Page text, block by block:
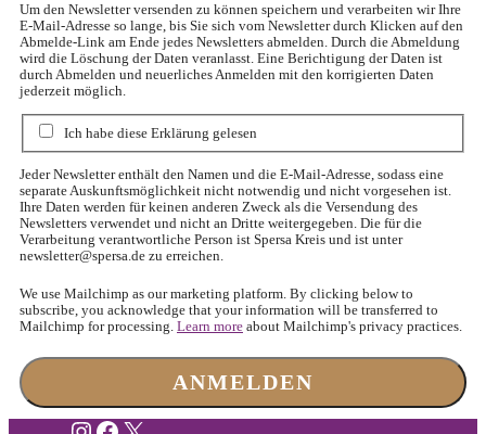
Um den Newsletter versenden zu können speichern und verarbeiten wir Ihre
E-Mail-Adresse so lange, bis Sie sich vom Newsletter durch Klicken auf den
Abmelde-Link am Ende jedes Newsletters abmelden. Durch die Abmeldung
wird die Löschung der Daten veranlasst. Eine Berichtigung der Daten ist
durch Abmelden und neuerliches Anmelden mit den korrigierten Daten
jederzeit möglich.
Ich habe diese Erklärung gelesen
Jeder Newsletter enthält den Namen und die E-Mail-Adresse, sodass eine
separate Auskunftsmöglichkeit nicht notwendig und nicht vorgesehen ist.
Ihre Daten werden für keinen anderen Zweck als die Versendung des
Newsletters verwendet und nicht an Dritte weitergegeben. Die für die
Verarbeitung verantwortliche Person ist Spersa Kreis und ist unter
newsletter@spersa.de zu erreichen.
We use Mailchimp as our marketing platform. By clicking below to
subscribe, you acknowledge that your information will be transferred to
Mailchimp for processing. Learn more about Mailchimp's privacy practices.